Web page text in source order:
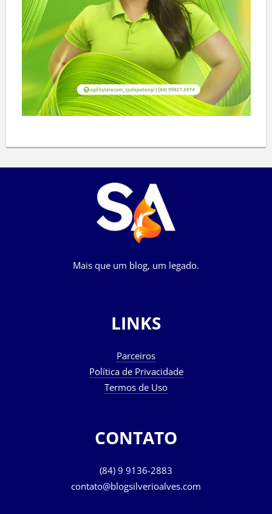
Mais que um blog, um legado.
LINKS
Parceiros
Política de Privacidade
Termos de Uso
CONTATO
(84) 9 9136-2883
contato@blogsilverioalves.com